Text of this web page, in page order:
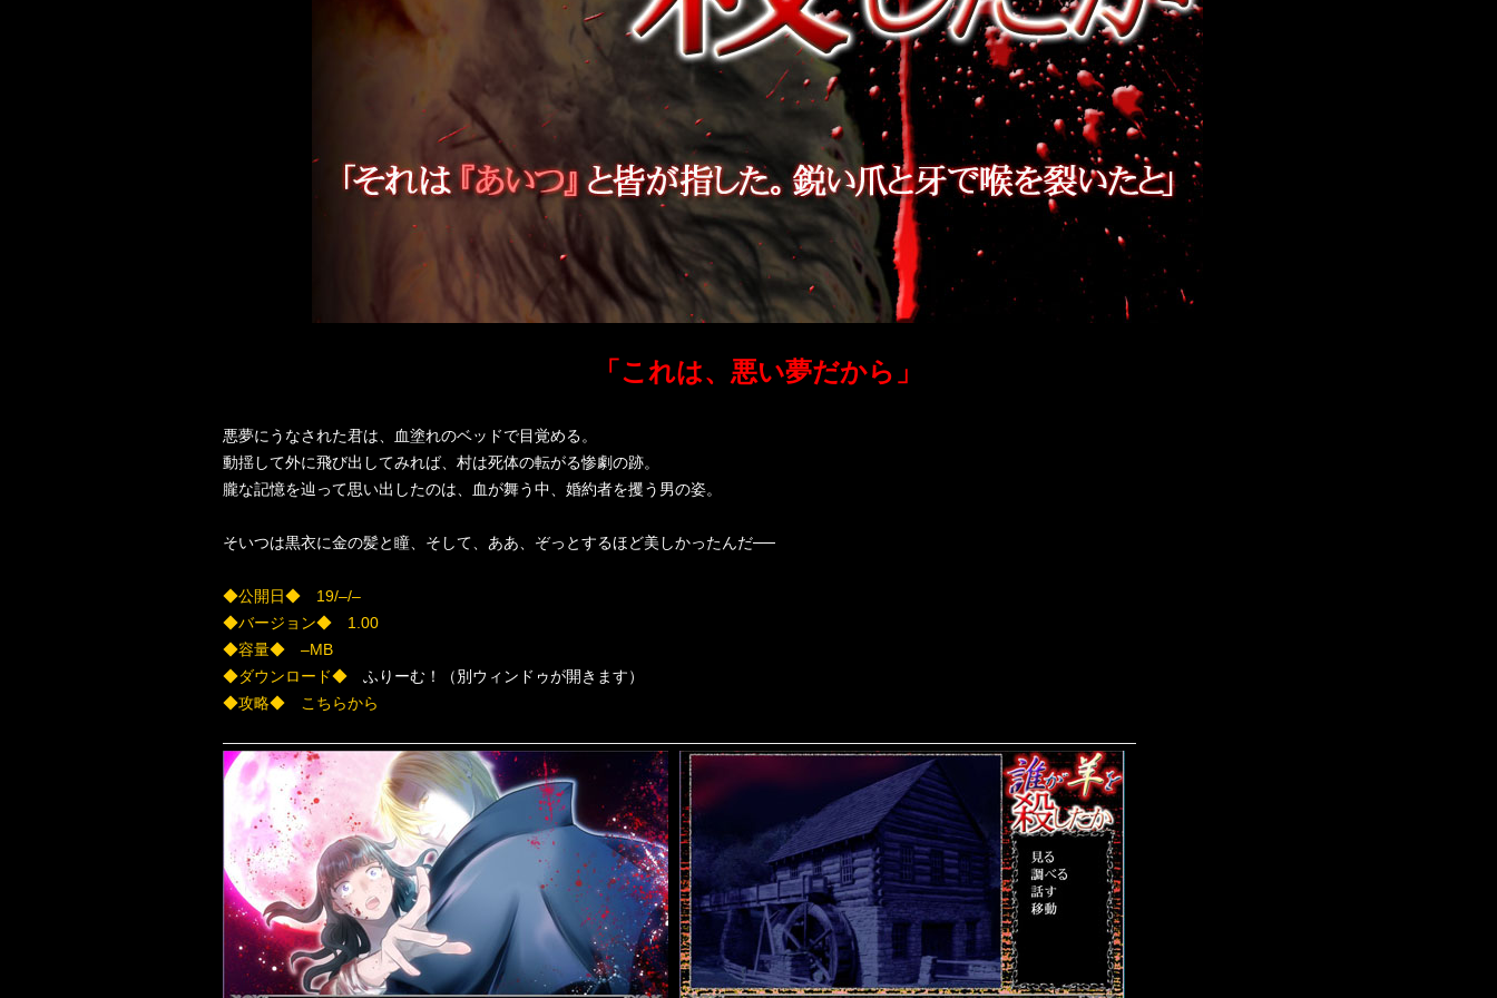
「これは、悪い夢だから」
悪夢にうなされた君は、血塗れのベッドで目覚める。
動揺して外に飛び出してみれば、村は死体の転がる惨劇の跡。
朧な記憶を辿って思い出したのは、血が舞う中、婚約者を攫う男の姿。
そいつは黒衣に金の髪と瞳、そして、ああ、ぞっとするほど美しかったんだ──
◆公開日◆ 19/–/–
◆バージョン◆ 1.00
◆容量◆ –MB
◆ダウンロード◆ ふりーむ！（別ウィンドゥが開きます）
◆攻略◆ こちらから